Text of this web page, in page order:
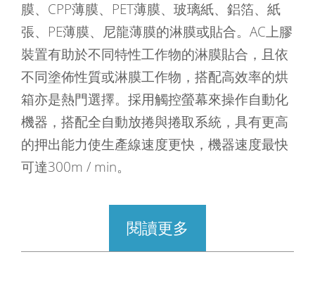
膜、CPP薄膜、PET薄膜、玻璃紙、鋁箔、紙
張、PE薄膜、尼龍薄膜的淋膜或貼合。AC上膠
裝置有助於不同特性工作物的淋膜貼合，且依
不同塗佈性質或淋膜工作物，搭配高效率的烘
箱亦是熱門選擇。採用觸控螢幕來操作自動化
機器，搭配全自動放捲與捲取系統，具有更高
的押出能力使生產線速度更快，機器速度最快
可達300m / min。
閱讀更多